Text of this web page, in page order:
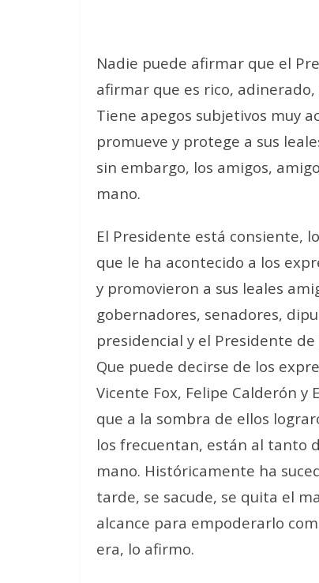
Nadie puede afirmar que el
afirmar que es rico,
Tiene apegos subjetivos muy
promueve y protege a sus
sin embargo, los amigos,
mano.
El Presidente está consiente,
que le ha acontecido a los
y promovieron a sus leales
gobernadores, senadores,
presidencial y el Presidente
Que puede decirse de los
Vicente Fox, Felipe Calderón y
que a la sombra de ellos
los frecuentan, están al tanto
mano. Históricamente ha
tarde, se sacude, se quita el
alcance para empoderarlo
era, lo afirmo.